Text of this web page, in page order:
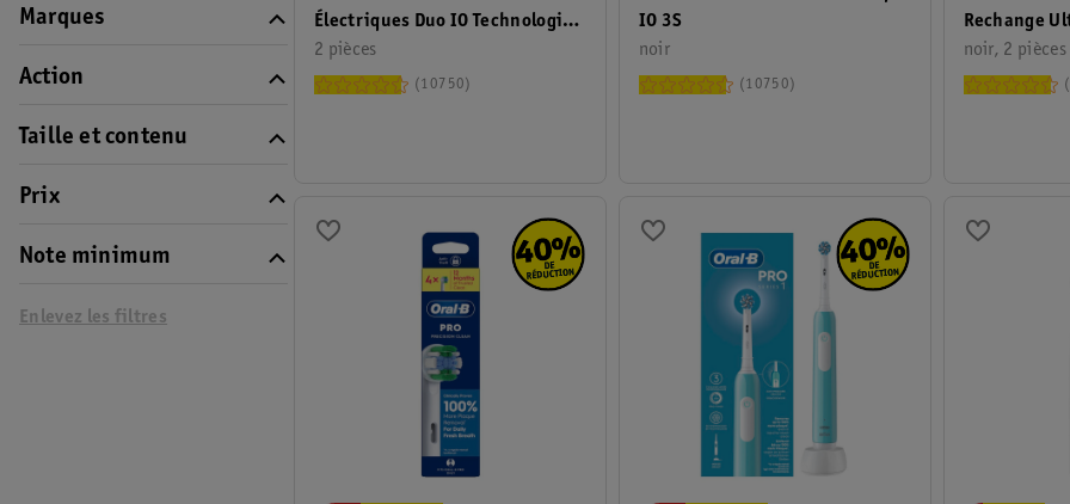
Marques
Action
Taille et contenu
Prix
Note minimum
Enlevez les filtres
Électriques Duo IO Technologie
Series 3
2 pièces
10750
IO 3S
noir
10750
Rechange
noir, 2 pièces